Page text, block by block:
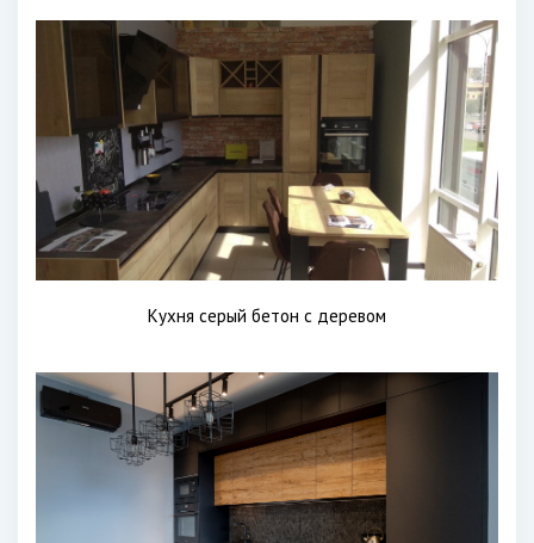
Кухня серый бетон с деревом